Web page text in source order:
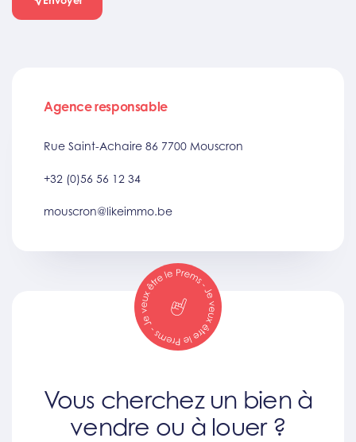
Agence responsable
Rue Saint-Achaire 86 7700 Mouscron
+32 (0)56 56 12 34
mouscron@likeimmo.be
Vous cherchez un bien à
vendre ou à louer ?